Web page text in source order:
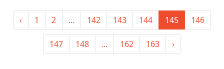
‹ 1 2 ... 142 143 144 145 146
147 148 ... 162 163 ›